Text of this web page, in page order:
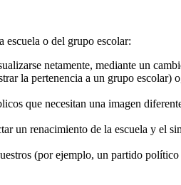
escuela o del grupo escolar:
netamente, mediante un
la pertenencia a un grupo
que necesitan una imagen
un renacimiento de la escuela y el
(por ejemplo, un partido